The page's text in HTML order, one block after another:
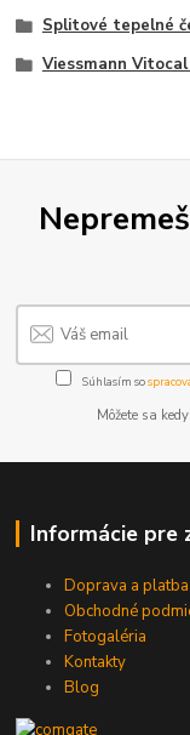
Splitové tepelné
Viessmann
Súhlasím so
Môžete sa
Informácie pre
Doprava a platba
Obchodné
Fotogaléria
Kontakty
Blog